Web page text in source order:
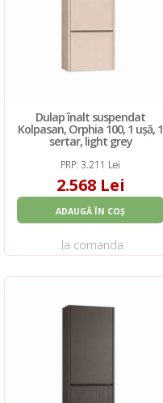
Dulap înalt suspendat
Kolpasan, Orphia 100, 1 ușă, 1
sertar, light grey
PRP: 3.211 Lei
2.568 Lei
ADAUGĂ ÎN COȘ
la comanda